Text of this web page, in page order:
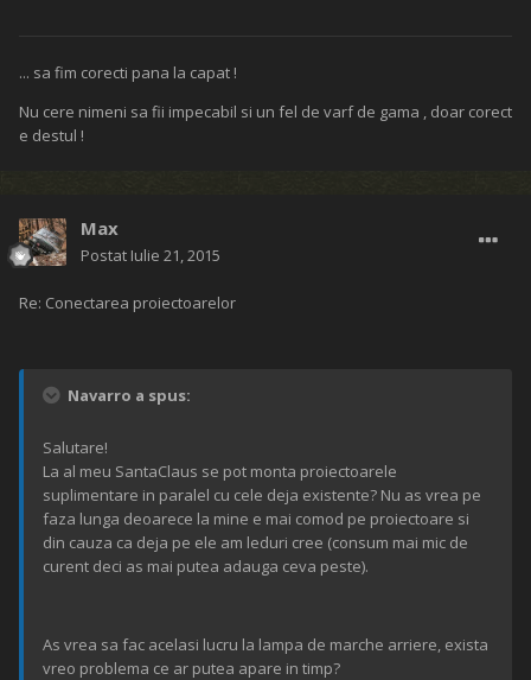
... sa fim corecti pana la capat !
Nu cere nimeni sa fii impecabil si un fel de varf de gama , doar corect
e destul !
Max
Postat Iulie 21, 2015
Re: Conectarea proiectoarelor
Navarro a spus:
Salutare!
La al meu SantaClaus se pot monta proiectoarele
suplimentare in paralel cu cele deja existente? Nu as vrea pe
faza lunga deoarece la mine e mai comod pe proiectoare si
din cauza ca deja pe ele am leduri cree (consum mai mic de
curent deci as mai putea adauga ceva peste).
As vrea sa fac acelasi lucru la lampa de marche arriere, exista
vreo problema ce ar putea apare in timp?